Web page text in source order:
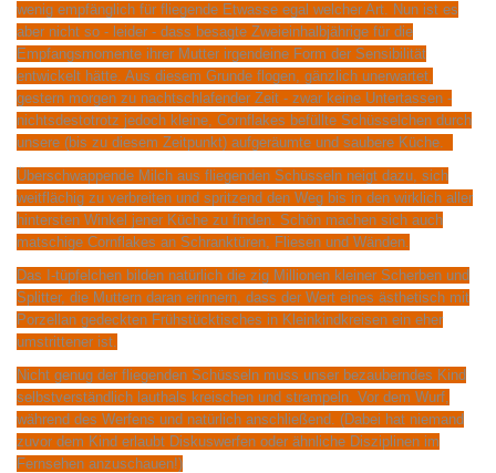
wenig empfänglich für fliegende Etwasse egal welcher Art. Nun ist es
aber nicht so - leider - dass besagte Zweieinhalbjährige für die
Empfangsmomente ihrer Mutter irgendeine Form der Sensibilität
entwickelt hätte. Aus diesem Grunde flogen, gänzlich unerwartet,
gestern morgen zu nachtschlafender Zeit - zwar keine Untertassen -
nichtsdestotrotz jedoch kleine, Cornflakes befüllte Schüsselchen durch
unsere (bis zu diesem Zeitpunkt) aufgeräumte und saubere Küche.
Überschwappende Milch aus fliegenden Schüsseln neigt dazu, sich
weitflächig zu verbreiten und spritzend den Weg bis in den wirklich aller
hintersten Winkel jener Küche zu finden. Schön machen sich auch
matschige Cornflakes an Schranktüren, Fliesen und Wänden.
Das I-tüpfelchen bilden natürlich die zig Millionen kleiner Scherben und
Splitter, die Muttern daran erinnern, dass der Wert eines ästhetisch mit
Porzellan gedeckten Frühstücktisches in Kleinkindkreisen ein eher
umstrittener ist.
Nicht genug der fliegenden Schüsseln muss unser bezauberndes Kind
selbstverständlich lauthals kreischen und strampeln. Vor dem Wurf,
während des Werfens und natürlich anschließend. (Dabei hat niemand
zuvor dem Kind erlaubt Diskuswerfen oder ähnliche Disziplinen im
Fernsehen anzuschauen!)